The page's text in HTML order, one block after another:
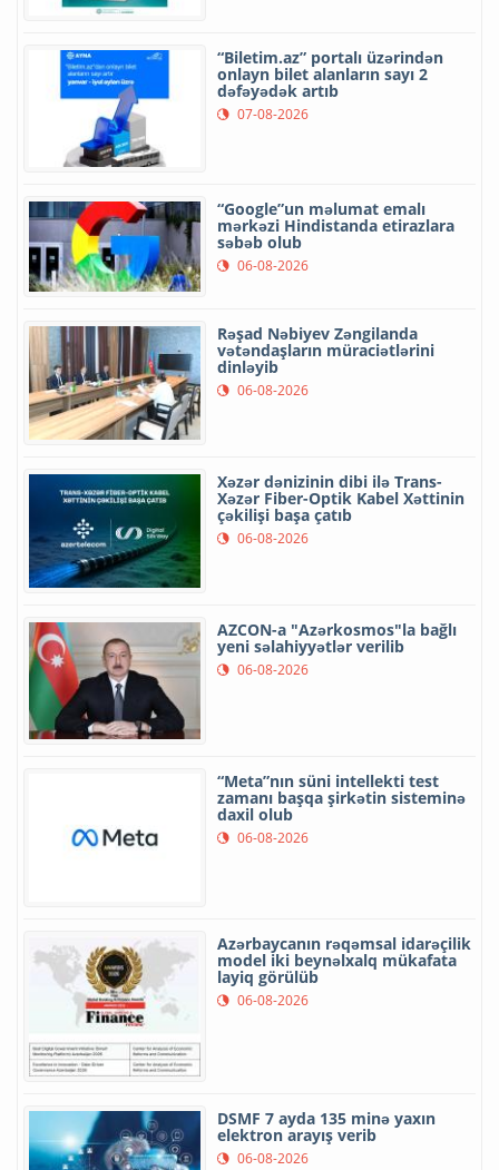
“Biletim.az” portalı üzərindən
onlayn bilet alanların sayı 2
dəfəyədək artıb
07-08-2026
“Google”un məlumat emalı
mərkəzi Hindistanda etirazlara
səbəb olub
06-08-2026
Rəşad Nəbiyev Zəngilanda
vətəndaşların müraciətlərini
dinləyib
06-08-2026
Xəzər dənizinin dibi ilə Trans-
Xəzər Fiber-Optik Kabel Xəttinin
çəkilişi başa çatıb
06-08-2026
AZCON-a "Azərkosmos"la bağlı
yeni səlahiyyətlər verilib
06-08-2026
“Meta”nın süni intellekti test
zamanı başqa şirkətin sisteminə
daxil olub
06-08-2026
Azərbaycanın rəqəmsal idarəçilik
model iki beynəlxalq mükafata
layiq görülüb
06-08-2026
DSMF 7 ayda 135 minə yaxın
elektron arayış verib
06-08-2026